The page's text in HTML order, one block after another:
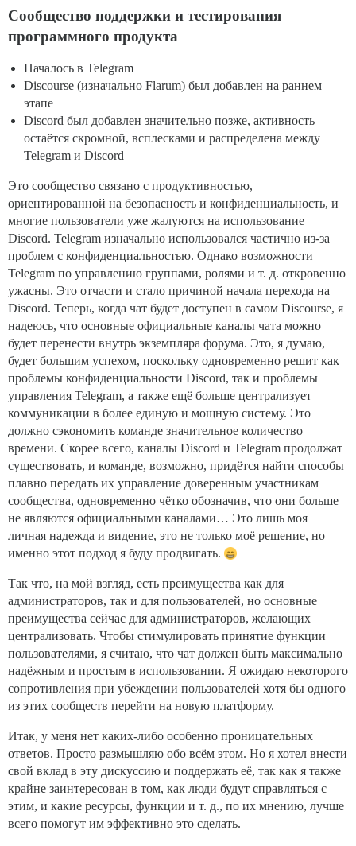
Сообщество поддержки и тестирования
программного продукта
Началось в Telegram
Discourse (изначально Flarum) был добавлен на раннем
этапе
Discord был добавлен значительно позже, активность
остаётся скромной, всплесками и распределена между
Telegram и Discord
Это сообщество связано с продуктивностью,
ориентированной на безопасность и конфиденциальность, и
многие пользователи уже жалуются на использование
Discord. Telegram изначально использовался частично из-за
проблем с конфиденциальностью. Однако возможности
Telegram по управлению группами, ролями и т. д. откровенно
ужасны. Это отчасти и стало причиной начала перехода на
Discord. Теперь, когда чат будет доступен в самом Discourse, я
надеюсь, что основные официальные каналы чата можно
будет перенести внутрь экземпляра форума. Это, я думаю,
будет большим успехом, поскольку одновременно решит как
проблемы конфиденциальности Discord, так и проблемы
управления Telegram, а также ещё больше централизует
коммуникации в более единую и мощную систему. Это
должно сэкономить команде значительное количество
времени. Скорее всего, каналы Discord и Telegram продолжат
существовать, и команде, возможно, придётся найти способы
плавно передать их управление доверенным участникам
сообщества, одновременно чётко обозначив, что они больше
не являются официальными каналами… Это лишь моя
личная надежда и видение, это не только моё решение, но
именно этот подход я буду продвигать.
Так что, на мой взгляд, есть преимущества как для
администраторов, так и для пользователей, но основные
преимущества сейчас для администраторов, желающих
централизовать. Чтобы стимулировать принятие функции
пользователями, я считаю, что чат должен быть максимально
надёжным и простым в использовании. Я ожидаю некоторого
сопротивления при убеждении пользователей хотя бы одного
из этих сообществ перейти на новую платформу.
Итак, у меня нет каких-либо особенно проницательных
ответов. Просто размышляю обо всём этом. Но я хотел внести
свой вклад в эту дискуссию и поддержать её, так как я также
крайне заинтересован в том, как люди будут справляться с
этим, и какие ресурсы, функции и т. д., по их мнению, лучше
всего помогут им эффективно это сделать.